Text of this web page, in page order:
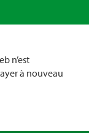
n’est
à nouveau